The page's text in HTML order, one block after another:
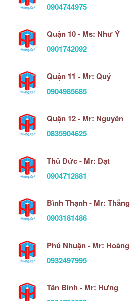
0904744975
Quận 10 - Ms: Như Ý
0901742092
Quận 11 - Mr: Quý
0904985685
Quận 12 - Mr: Nguyên
0835904625
Thủ Đức - Mr: Đạt
0904712881
Bình Thạnh - Mr: Thắng
0903181486
Phú Nhuận - Mr: Hoàng
0932497995
Tân Bình - Mr: Hưng